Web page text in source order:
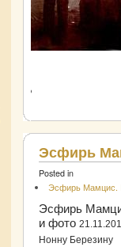
Эсфирь
Posted in
Эсфирь Мамцис.
Эсфирь
и фото
Нонну Березину